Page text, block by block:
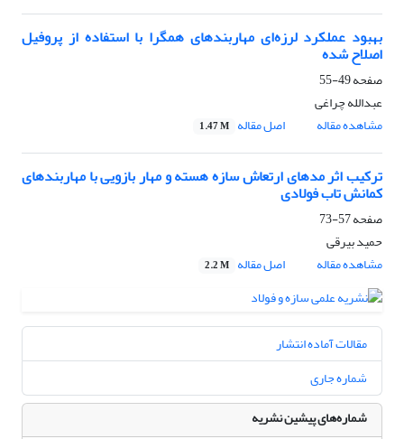
بهبود عملکرد لرزه‌ای مهاربندهای همگرا با استفاده از پروفیل
اصلاح شده
صفحه49-55
عبدالله چراغی
مشاهده مقاله
اصل مقاله 1.47 M
ترکیب اثر مدهای ارتعاش سازه هسته و مهار بازویی با مهاربندهای
کمانش تاب فولادی
صفحه57-73
حمید بیرقی
مشاهده مقاله
اصل مقاله 2.2 M
مقالات آماده انتشار
شماره جاری
شماره‌های پیشین نشریه